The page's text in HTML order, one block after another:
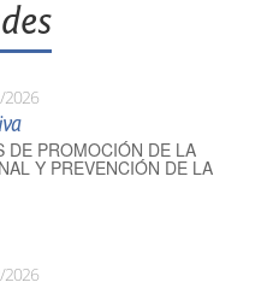
2026
DE PROMOCIÓN DE LA
Y PREVENCIÓN DE LA
2026